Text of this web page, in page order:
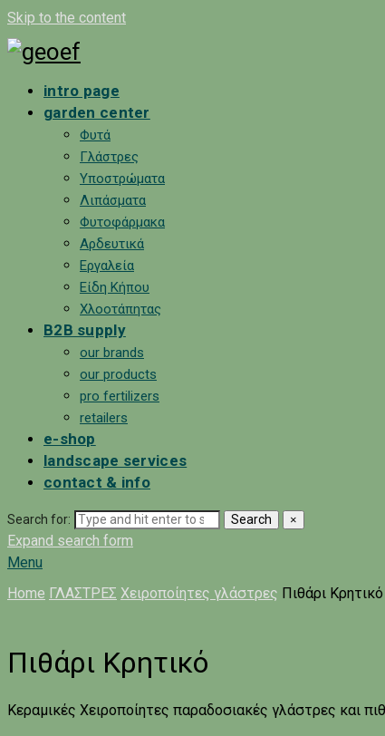
Skip to the content
intro page
garden center
Φυτά
Γλάστρες
Υποστρώματα
Λιπάσματα
Φυτοφάρμακα
Αρδευτικά
Εργαλεία
Είδη Κήπου
Χλοοτάπητας
B2B supply
our brands
our products
pro fertilizers
retailers
e-shop
landscape services
contact & info
Search for: Search ×
Expand search form
Menu
Home ΓΛΑΣΤΡΕΣ Χειροποίητες γλάστρες Πιθάρι Κρητικό
Πιθάρι Κρητικό
Κεραμικές Χειροποίητες παραδοσιακές γλάστρες και